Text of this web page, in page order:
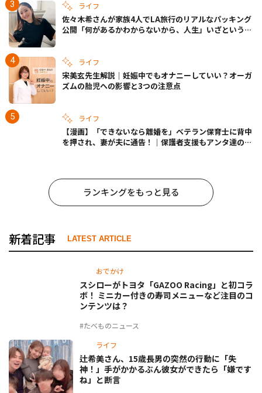
ライフ
佐々木希さんが家族4人でLA旅行のリアルなパッキング
公開「何があるかわからないから、人生」いざというと
ライフ
宋美玄先生解説｜妊娠中でもオナニーしていい？オーガ
ズムの胎児への影響と3つの注意点
ライフ
【漫画】「できないなら離婚を」ベテラン保育士に背中
を押され、妻が夫に通告！｜保護者支援もアンタ達の仕
ランキングをもっと見る
新着記事 LATEST ARTICLE
おでかけ
#たべものニュース
スシローがトヨタ「GAZOO Racing」と初コラ
ボ！ ミニカー付きの寿司メニューなど注目のコ
ンテンツは？
ライフ
辻希美さん、15歳長男の突然の行動に「失
神！」手がかかるぶん彼女ができたら「嫌です
ね」と断言